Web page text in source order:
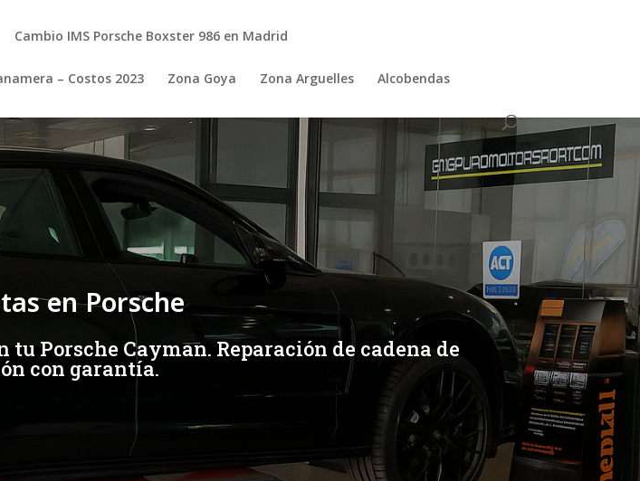
Cambio IMS Porsche Boxster 986 en Madrid
– Costos 2023 Zona Goya Zona Arguelles Alcobendas
en Porsche
Porsche Cayman. Reparación de cadena de
con garantía.